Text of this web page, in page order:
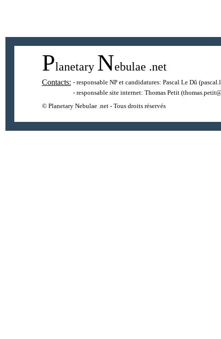
Planetary Nebulae .net
Contacts: - responsable NP et candidatures: Pascal Le Dû
- responsable site internet: Thomas Petit
© Planetary Nebulae .net - Tous droits réservés